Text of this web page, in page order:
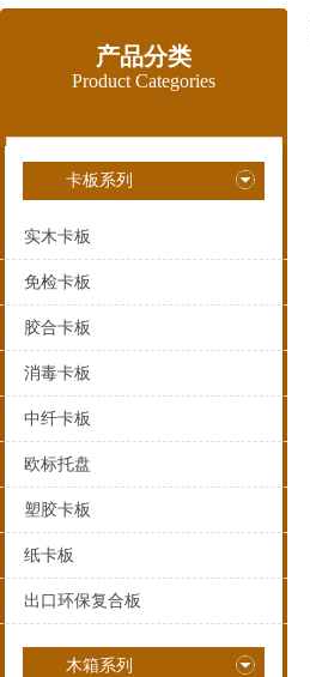
产品分类
Product Categories
卡板系列
实木卡板
免检卡板
胶合卡板
消毒卡板
中纤卡板
欧标托盘
塑胶卡板
纸卡板
出口环保复合板
木箱系列